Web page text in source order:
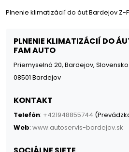
Plnenie klimatizácií do áut Bardejov Z-
PLNENIE KLIMATIZÁCIÍ DO
FAM AUTO
Priemyselná 20, Bardejov, Slovensko
08501 Bardejov
KONTAKT
Telefón: +421948855744
Web: www.autoservis-bardejov.sk